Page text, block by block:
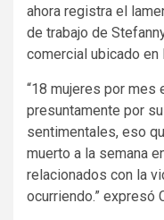
ahora registra el
de trabajo de
comercial ubicado en
“18 mujeres por mes
presuntamente por
sentimentales, eso
muerto a la semana
relacionados con la
ocurriendo.” expresó